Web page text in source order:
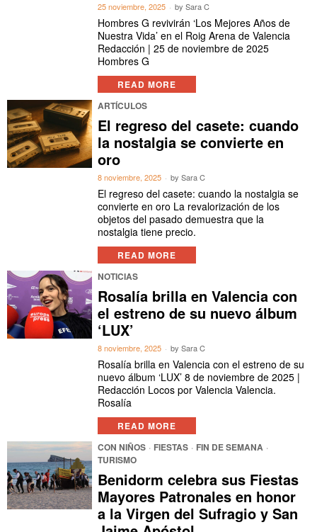
25 noviembre, 2025 bySara C
Hombres G revivirán ‘Los Mejores Años de
Nuestra Vida’ en el Roig Arena de Valencia
Redacción | 25 de noviembre de 2025
Hombres G
READ MORE
ARTÍCULOS
El regreso del casete: cuando
la nostalgia se convierte en
oro
8 noviembre, 2025 bySara C
El regreso del casete: cuando la nostalgia se
convierte en oro La revalorización de los
objetos del pasado demuestra que la
nostalgia tiene precio.
READ MORE
NOTICIAS
Rosalía brilla en Valencia con
el estreno de su nuevo álbum
‘LUX’
8 noviembre, 2025 bySara C
Rosalía brilla en Valencia con el estreno de su
nuevo álbum ‘LUX’ 8 de noviembre de 2025 |
Redacción Locos por Valencia Valencia.
Rosalía
READ MORE
CON NIÑOS · FIESTAS · FIN DE SEMANA ·
TURISMO
Benidorm celebra sus Fiestas
Mayores Patronales en honor
a la Virgen del Sufragio y San